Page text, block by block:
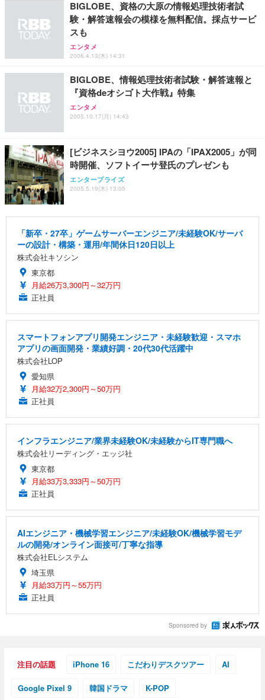
BIGLOBE、資格の大原の情報処理技術者試
験・解答速報会の模様を無料配信。採点サービ
スも
エンタメ
2006.4.13(木) 14:31
BIGLOBE、情報処理技術者試験・解答速報と
『資格deオシゴト大作戦』特集
エンタメ
2005.10.17(月) 14:43
[ビジネスシヨウ2005] IPAの「IPAX2005」が同
時開催、ソフトイーサ登氏のプレゼンも
エンタープライズ
2005.5.19(木) 13:05
「新卒・27卒」ゲームサーバーエンジニア/未経験OK/サーバ
ーの設計・構築・運用/年間休日120日以上
株式会社キソシン
東京都
月給26万3,300円～32万円
正社員
スマートフォンアプリ開発エンジニア・未経験歓迎・スマホ
アプリの画面開発・業績好調・20代30代活躍中
株式会社LOP
愛知県
月給32万2,300円～50万円
正社員
インフラエンジニア/業界未経験OK/未経験からIT専門職へ
株式会社リーディング・エッジ社
東京都
月給33万3,333円～50万円
正社員
AIエンジニア・機械学習エンジニア/未経験OK/機械学習モデ
ルの開発/オンライン面接可/丁寧な指導
株式会社ELシステム
埼玉県
月給33万円～55万円
正社員
Sponsored by
注目の話題 iPhone 16 こだわりデスクツアー AI
Google Pixel 9 韓国ドラマ K-POP